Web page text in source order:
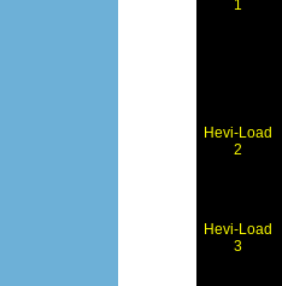
1
Hevi-Load
2
Hevi-Load
3